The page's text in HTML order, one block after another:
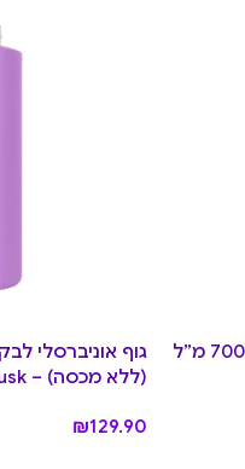
גוף אוניברסלי לבקבוק נירוסטה בינוני 700 מ”ל
(ללא מכסה) – Dusk
₪129.90